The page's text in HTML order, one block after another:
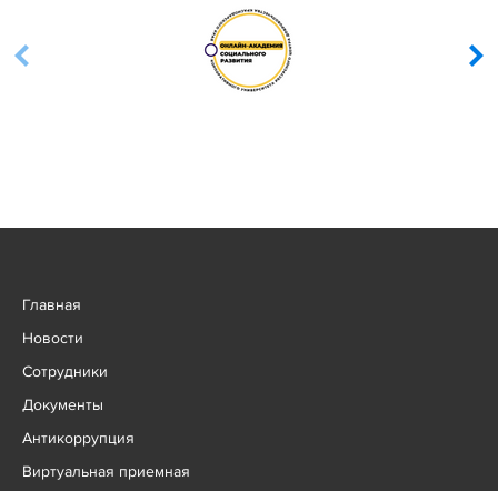
Главная
Новости
Сотрудники
Документы
Антикоррупция
Виртуальная приемная